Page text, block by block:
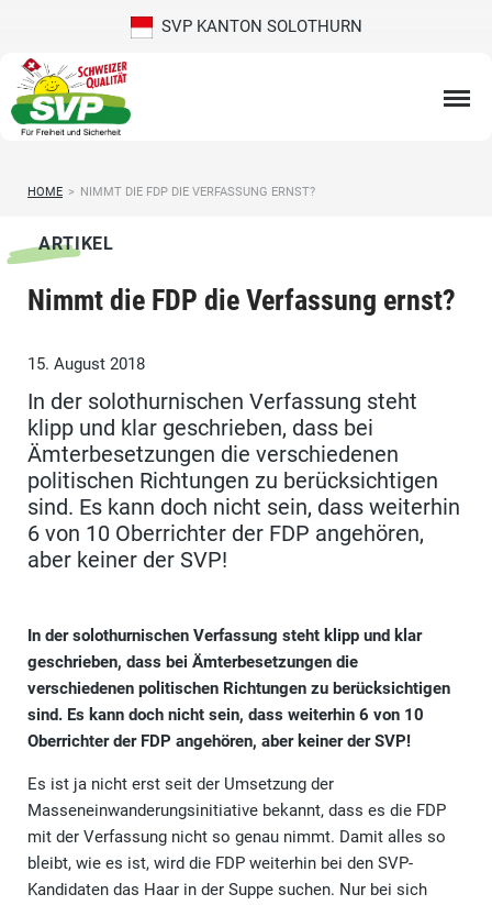
SVP KANTON SOLOTHURN
HOME > NIMMT DIE FDP DIE VERFASSUNG ERNST?
ARTIKEL
Nimmt die FDP die Verfassung ernst?
15. August 2018
In der solothurnischen Verfassung steht
klipp und klar geschrieben, dass bei
Ämterbesetzungen die verschiedenen
politischen Richtungen zu berücksichtigen
sind. Es kann doch nicht sein, dass weiterhin
6 von 10 Oberrichter der FDP angehören,
aber keiner der SVP!
In der solothurnischen Verfassung steht klipp und klar
geschrieben, dass bei Ämterbesetzungen die
verschiedenen politischen Richtungen zu berücksichtigen
sind. Es kann doch nicht sein, dass weiterhin 6 von 10
Oberrichter der FDP angehören, aber keiner der SVP!
Es ist ja nicht erst seit der Umsetzung der
Masseneinwanderungsinitiative bekannt, dass es die FDP
mit der Verfassung nicht so genau nimmt. Damit alles so
bleibt, wie es ist, wird die FDP weiterhin bei den SVP-
Kandidaten das Haar in der Suppe suchen. Nur bei sich